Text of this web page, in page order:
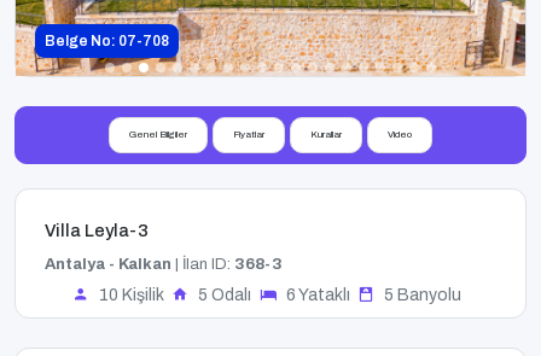
Belge No: 07-708
Genel Bilgiler Fiyatlar Kurallar Video
Villa Leyla-3
Antalya - Kalkan | İlan ID: 368-3
10 Kişilik 5 Odalı 6 Yataklı 5 Banyolu